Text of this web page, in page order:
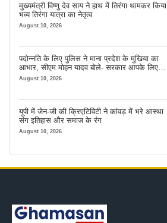
मुख्यमंत्री विष्णु देव साय ने हाथ में तिरंगा थामकर किया
भव्य तिरंगा यात्रा का नेतृत्व
August 10, 2026
पदोन्नति के लिए पुलिस ने माना प्रदेश के मुखिया का
आभार, सीएम मोहन यादव बोले- सरकार आपके लिए
सबकुछ करेगी
August 10, 2026
यूपी में जेन-जी की क्रिएटिविटी ने कांवड़ में भरे आस्था
संग इतिहास और समाज के रंग
August 10, 2026